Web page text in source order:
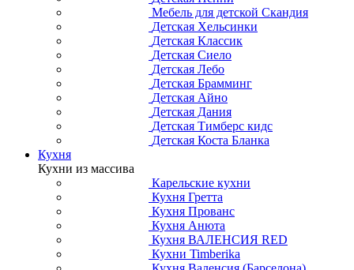
Мебель для детской Скандия
Детская Хельсинки
Детская Классик
Детская Сиело
Детская Лебо
Детская Брамминг
Детская Айно
Детская Дания
Детская Тимберс кидс
Детская Коста Бланка
Кухня
Кухни из массива
Карельские кухни
Кухня Гретта
Кухня Прованс
Кухня Анюта
Кухня ВАЛЕНСИЯ RED
Кухни Timberika